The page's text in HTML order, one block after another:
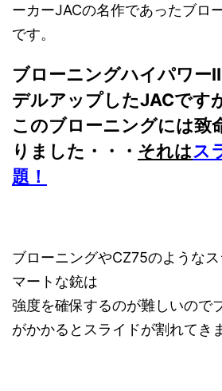
ーカーJACの名作であったブロ
です。
ブローニングハイパワー
デルアップしたJACです
このブローニングには致
りました・・・ それはス
題！
ブローニングやCZ75のような
マートな銃は
強度を確保するのが難しいので
がかかるとスライドが割れてき